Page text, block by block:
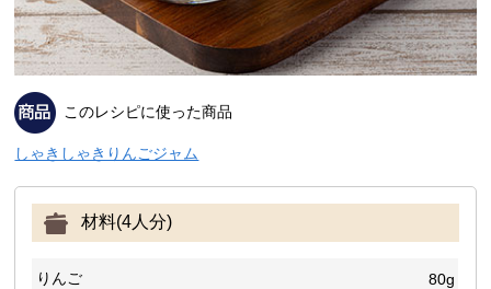
このレシピに使った商品
しゃきしゃきりんごジャム
材料(4人分)
りんご 80g